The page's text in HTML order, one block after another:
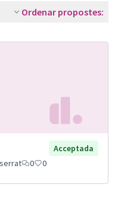
Ordenar propostes:
Acceptada
0 0